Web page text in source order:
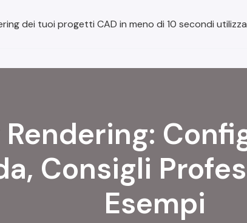
dei tuoi progetti CAD in meno di 10 secondi
Rendering:
Consigli
Esempi